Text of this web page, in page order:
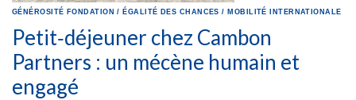
GÉNÉROSITÉ FONDATION / ÉGALITÉ DES CHANCES / MOBILITÉ INTERNATIONALE
Petit‑déjeuner chez Cambon
Partners : un mécène humain et
engagé